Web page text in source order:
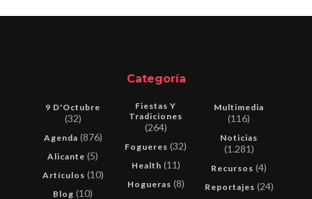
Categoría
9 D'Octubre
(32)
Agenda (876)
Alicante (5)
Artículos (10)
Blog (10)
Fiestas Y
Tradiciones
(264)
Fogueres (32)
Health (11)
Hogueras (8)
Multimedia
(116)
Noticias
(1.281)
Recursos (4)
Reportajes (24)